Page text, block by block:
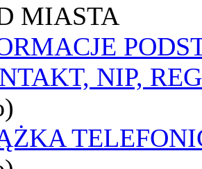
MIASTA
NIP,